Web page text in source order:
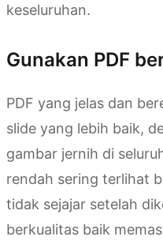
keseluruhan.
Gunakan PDF
PDF yang jelas dan
slide yang lebih baik,
gambar jernih di
rendah sering terlihat
tidak sejajar setelah
berkualitas baik